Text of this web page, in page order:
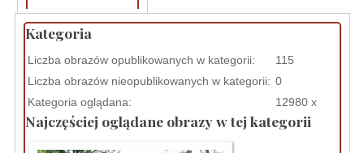
Kategoria
Liczba obrazów opublikowanych w kategorii:
115
Liczba obrazów nieopublikowanych w kategorii: 0
Kategoria oglądana:
12980 x
Najczęściej oglądane obrazy w tej kategorii